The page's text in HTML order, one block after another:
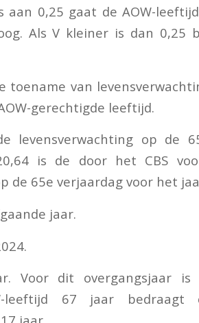
aan 0,25 gaat de AOW-
Als V kleiner is dan 0,25
toename van
gerechtigde leeftijd.
levensverwachting op de
is de door het CBS
de 65e verjaardag voor het
jaar.
Voor dit overgangsjaar
leeftijd 67 jaar bedraagt